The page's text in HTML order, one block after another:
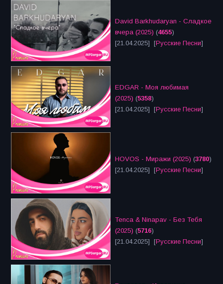
David Barkhudaryan - Сладкое
вчера (2025) (4655)
[21.04.2025] [Русские Песни]
EDGAR - Моя любимая
(2025) (5358)
[21.04.2025] [Русские Песни]
HOVOS - Миражи (2025) (3780)
[21.04.2025] [Русские Песни]
Tenca & Ninapav - Без Тебя
(2025) (5716)
[21.04.2025] [Русские Песни]